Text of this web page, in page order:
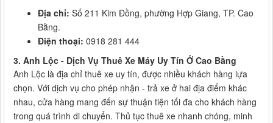
Địa chỉ: Số 211 Kim Đồng, phường Hợp Giang, TP. Cao
Bằng.
Điện thoại: 0918 281 444
3. Anh Lộc - Dịch Vụ Thuê Xe Máy Uy Tín Ở Cao Bằng
Anh Lộc là địa chỉ thuê xe uy tín, được nhiều khách hàng lựa
chọn. Với dịch vụ cho phép nhận - trả xe ở hai địa điểm khác
nhau, cửa hàng mang đến sự thuận tiện tối đa cho khách hàng
trong quá trình di chuyển. Thủ tục thuê xe nhanh chóng, minh